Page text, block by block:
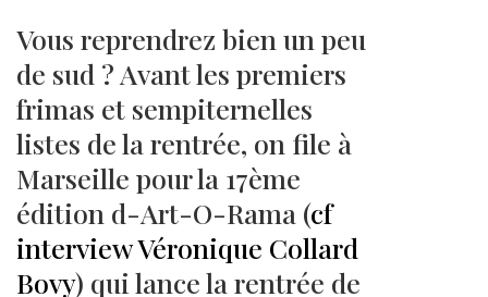
Vous reprendrez bien un peu
de sud ? Avant les premiers
frimas et sempiternelles
listes de la rentrée, on file à
Marseille pour la 17ème
édition d-Art-O-Rama (cf
interview Véronique Collard
Bovy) qui lance la rentrée de